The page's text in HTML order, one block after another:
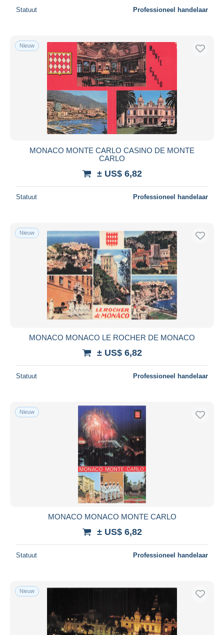
Statuut Professioneel handelaar
Nieuw
MONACO MONTE CARLO CASINO DE MONTE
CARLO
± US$ 6,82
Statuut Professioneel handelaar
Nieuw
MONACO MONACO LE ROCHER DE MONACO
± US$ 6,82
Statuut Professioneel handelaar
Nieuw
MONACO MONACO MONTE CARLO
± US$ 6,82
Statuut Professioneel handelaar
Nieuw